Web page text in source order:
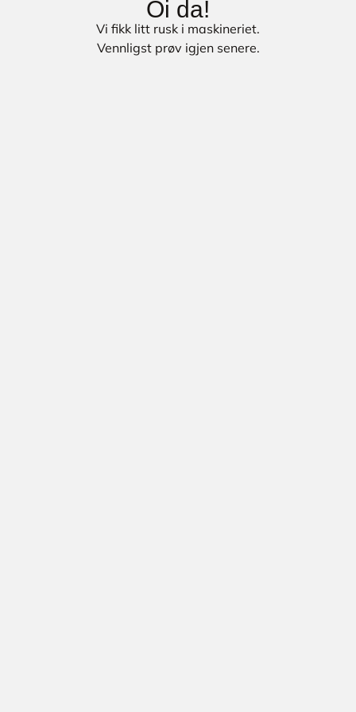
Oi da!
Vi fikk litt rusk i maskineriet.
Vennligst prøv igjen senere.